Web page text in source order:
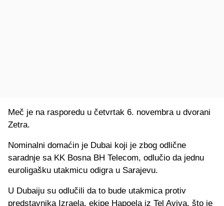
Meč je na rasporedu u četvrtak 6. novembra u dvorani
Zetra.
Nominalni domaćin je Dubai koji je zbog odlične
saradnje sa KK Bosna BH Telecom, odlučio da jednu
euroligašku utakmicu odigra u Sarajevu.
U Dubaiju su odlučili da to bude utakmica protiv
predstavnika Izraela, ekipe Hapoela iz Tel Aviva, što je